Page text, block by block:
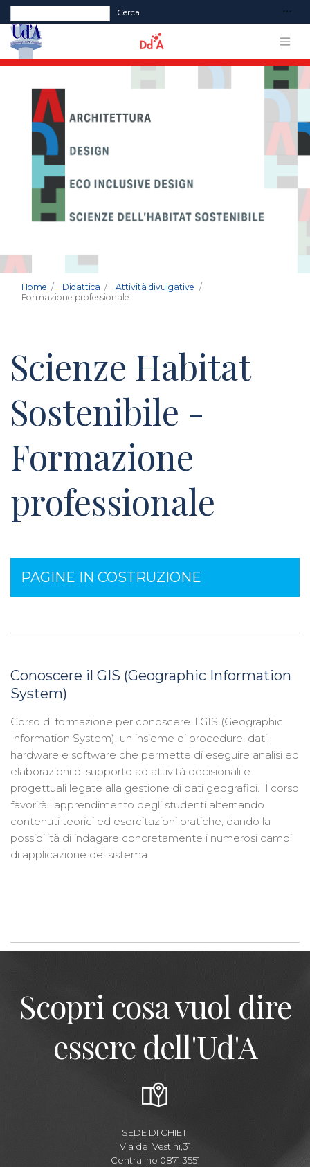
Form di ricerca
Cerca
Home Didattica
Attività divulgative
Formazione professionale
Scienze Habitat
Sostenibile -
Formazione
professionale
PAGINE IN COSTRUZIONE
Conoscere il GIS (Geographic Information
System)
Corso di formazione per conoscere il GIS (Geographic
Information System), un insieme di procedure, dati,
hardware e software che permette di eseguire analisi ed
elaborazioni di supporto ad attività decisionali e
progettuali legate alla gestione di dati geografici. Il corso
favorirà l'apprendimento degli studenti alternando
contenuti teorici ed esercitazioni pratiche, dando la
possibilità di indagare concretamente i numerosi campi
di applicazione del sistema.
Scopri cosa vuol dire
essere dell'Ud'A
SEDE DI CHIETI
Via dei Vestini,31
Centralino 0871.3551